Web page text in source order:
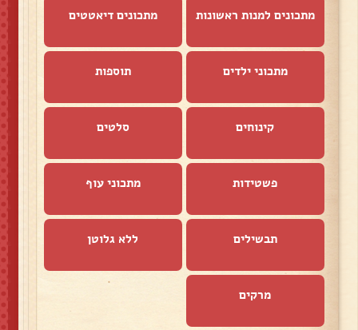
מתכונים למנות ראשונות מתכונים דיאטטים
מתכוני ילדים תוספות
קינוחים סלטים
פשטידות מתכוני עוף
תבשילים ללא גלוטן
מרקים